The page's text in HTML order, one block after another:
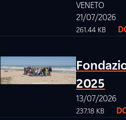
VENETO
21/07/2026
261.44 KB
2025
13/07/2026
237.18 KB